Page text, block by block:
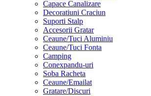
Capace Canalizare
Decoratiuni Craciun
Suporti Stalp
Accesorii Gratar
Ceaune/Tuci Aluminiu
Ceaune/Tuci Fonta
Camping
Conexpandu-uri
Soba Racheta
Ceaune/Emailat
Gratare/Discuri